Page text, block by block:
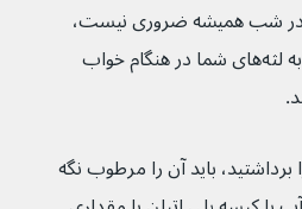
در شب همیشه ضروری نیست،
اما انجام این کار می‌تواند به لثه‌های شما در هنگام خواب
باید آن را مرطوب نگه